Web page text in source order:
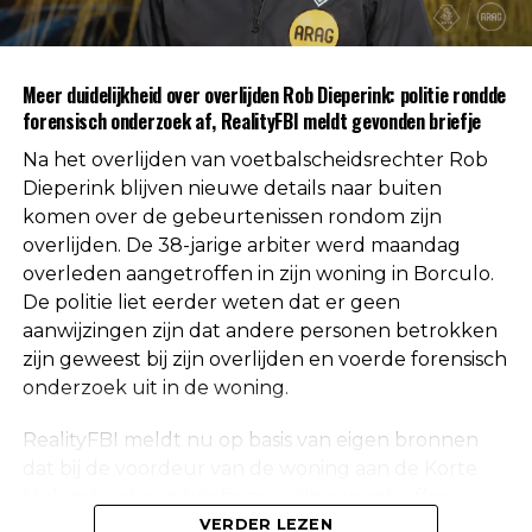
autoriteiten uitgesloten.
worden geen verdere mededelingen gedaan over
de doodsoorzaak.
Een vaste waarde in de Nederlandse
arbitrage
Met het overlijden van Rob Dieperink verliest het
Nederlandse voetbal een scheidsrechter die
jarenlang actief was op het hoogste niveau.
Dieperink begon al op jonge leeftijd met fluiten in
het amateurvoetbal en werkte zich stap voor stap
toegewezen, waarna uiteindelijk ook de Eredivisie
Meer duidelijkheid over overlijden Rob Dieperink: politie rondde
forensisch onderzoek af, RealityFBI meldt gevonden briefje
Na het overlijden van voetbalscheidsrechter Rob
Dieperink blijven nieuwe details naar buiten
komen over de gebeurtenissen rondom zijn
overlijden. De 38-jarige arbiter werd maandag
overleden aangetroffen in zijn woning in Borculo.
De politie liet eerder weten dat er geen
aanwijzingen zijn dat andere personen betrokken
zijn geweest bij zijn overlijden en voerde forensisch
onderzoek uit in de woning.
RealityFBI meldt nu op basis van eigen bronnen
waarop Dieperink een persoonlijke boodschap had
VERDER LEZEN